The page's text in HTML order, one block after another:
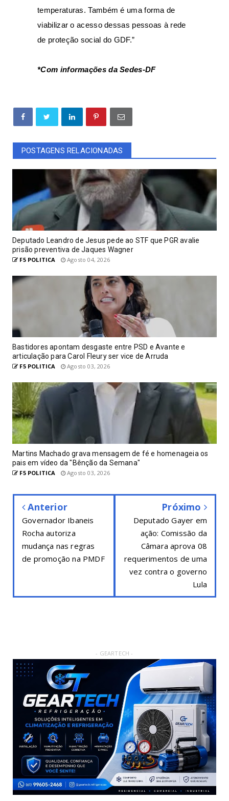
temperaturas. Também é uma forma de
viabilizar o acesso dessas pessoas à rede
de proteção social do GDF.”
*Com informações da Sedes-DF
POSTAGENS RELACIONADAS
Deputado Leandro de Jesus pede ao STF que PGR avalie
prisão preventiva de Jaques Wagner
F5 POLITICA Agosto 04, 2026
Bastidores apontam desgaste entre PSD e Avante e
articulação para Carol Fleury ser vice de Arruda
F5 POLITICA Agosto 03, 2026
Martins Machado grava mensagem de fé e homenageia os
pais em vídeo da "Bênção da Semana"
F5 POLITICA Agosto 03, 2026
Anterior
Governador Ibaneis
Rocha autoriza
mudança nas regras
de promoção na PMDF
Próximo
Deputado Gayer em
ação: Comissão da
Câmara aprova 08
requerimentos de uma
vez contra o governo
Lula
- GEARTECH -